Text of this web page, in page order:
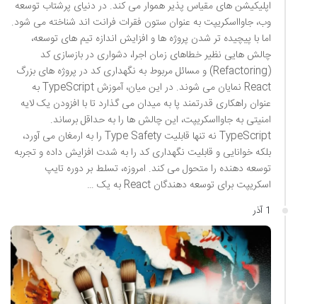
اپلیکیشن های مقیاس پذیر هموار می کند. در دنیای پرشتاب توسعه
وب، جاوااسکریپت به عنوان ستون فقرات فرانت اند شناخته می شود.
اما با پیچیده تر شدن پروژه ها و افزایش اندازه تیم های توسعه،
چالش هایی نظیر خطاهای زمان اجرا، دشواری در بازسازی کد
(Refactoring) و مسائل مربوط به نگهداری کد در پروژه های بزرگ
React نمایان می شوند. در این میان، آموزش TypeScript به
عنوان راهکاری قدرتمند پا به میدان می گذارد تا با افزودن یک لایه
امنیتی به جاوااسکریپت، این چالش ها را به حداقل برساند.
TypeScript نه تنها قابلیت Type Safety را به ارمغان می آورد،
بلکه خوانایی و قابلیت نگهداری کد را به شدت افزایش داده و تجربه
توسعه دهنده را متحول می کند. امروزه، تسلط بر دوره تایپ
اسکریپت برای توسعه دهندگان React به یک …
1 آذر